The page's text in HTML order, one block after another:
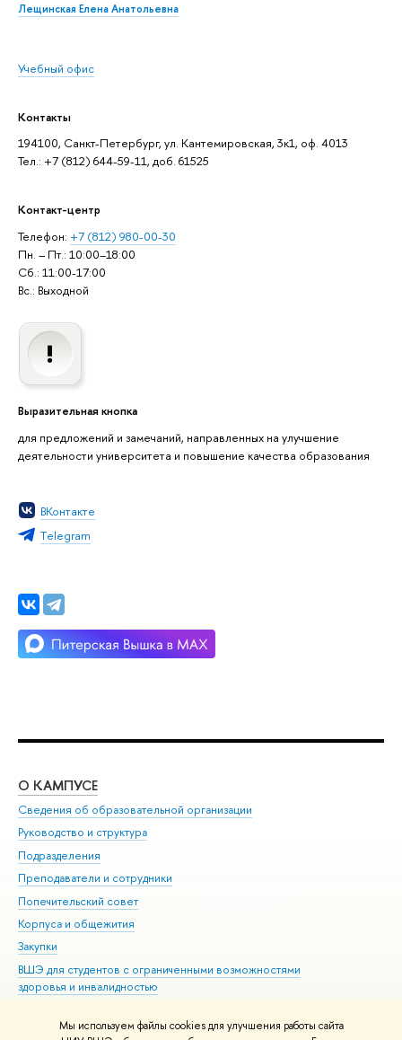
Мы используем файлы cookies для улучшения работы сайта
Лещинская Елена Анатольевна
Учебный офис
Контакты
194100, Санкт-Петербург, ул. Кантемировская, 3к1, оф. 4013
Тел.: +7 (812) 644-59-11, доб. 61525
Контакт-центр
Телефон: +7 (812) 980-00-30
Пн. – Пт.: 10:00–18:00
Сб.: 11:00-17:00
Вс.: Выходной
Выразительная кнопка
для предложений и замечаний, направленных на улучшение
деятельности университета и повышение качества образования
ВКонтакте
Тelegram
О КАМПУСЕ
Сведения об образовательной организации
Руководство и структура
Подразделения
Преподаватели и сотрудники
Попечительский совет
Корпуса и общежития
Закупки
ВШЭ для студентов с ограниченными возможностями
здоровья и инвалидностью
Единая платежная страница